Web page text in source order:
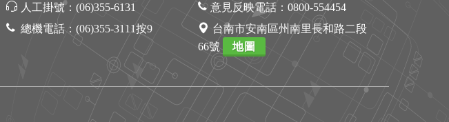
人工掛號： (06)355-6131
總機電話： (06)355-3111按9
意見反映電話： 0800-554454
台南市安南區州南里長和路二段
66號
地圖